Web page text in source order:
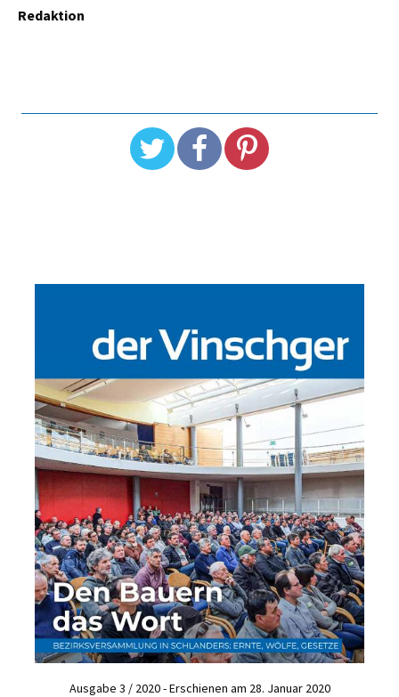
Redaktion
Ausgabe 3 / 2020 - Erschienen am 28. Januar 2020